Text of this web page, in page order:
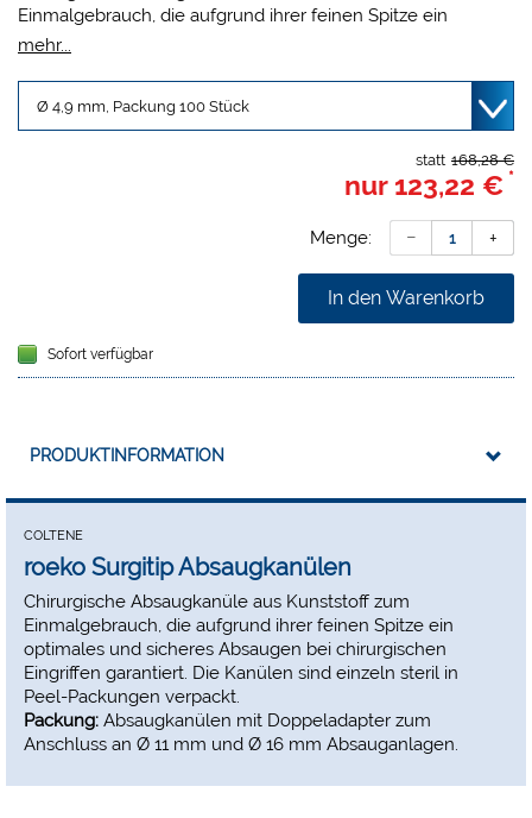
Einmalgebrauch, die aufgrund ihrer feinen Spitze ein
optimales und sicheres Absaugen bei chirurgischen
Packungen verpackt.
Packung:Absaugkanülen mit Doppeladapter zum Anschluss
an Ø 11 mm und Ø 16 mm Absauganlagen.
mehr...
168,28 €
statt
nur 123,22 € *
Menge:
In den Warenkorb
Sofort verfügbar
PRODUKTINFORMATION
COLTENE
roeko Surgitip Absaugkanülen
Chirurgische Absaugkanüle aus Kunststoff zum
Einmalgebrauch, die aufgrund ihrer feinen Spitze ein
optimales und sicheres Absaugen bei chirurgischen
Eingriffen garantiert. Die Kanülen sind einzeln steril in
Peel-Packungen verpackt.
Packung: Absaugkanülen mit Doppeladapter zum
Anschluss an Ø 11 mm und Ø 16 mm Absauganlagen.